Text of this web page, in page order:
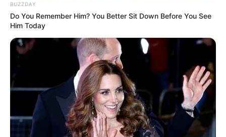
ഇന്നലെ പ്രധാനമന്ത്രിയുടെ അദ്ധ്യക്ഷതയില്‍ ചേര്‍ന്ന
കേന്ദ്രമന്ത്രിസഭാ യോഗത്തിലാണ് ഇത് സംബന്ധിച്ച്
തീരുമാനമെടുത്തത്. കാര്‍ഡുകള്‍ ഉപയോഗിച്ചുള്ള
പേമെന്റുകള്‍ക്ക് നിലവില്‍ വിവിധ മന്ത്രാലയങ്ങള്‍
സേവന നികുതിയും സര്‍ചാര്‍ജുകളും ഈടാക്കി
വരുന്നുണ്ട്. പുതിയ തീരുമാനം
BUZZDAY
Do You Remember Him? You Better Sit Down Before You See
Him Today